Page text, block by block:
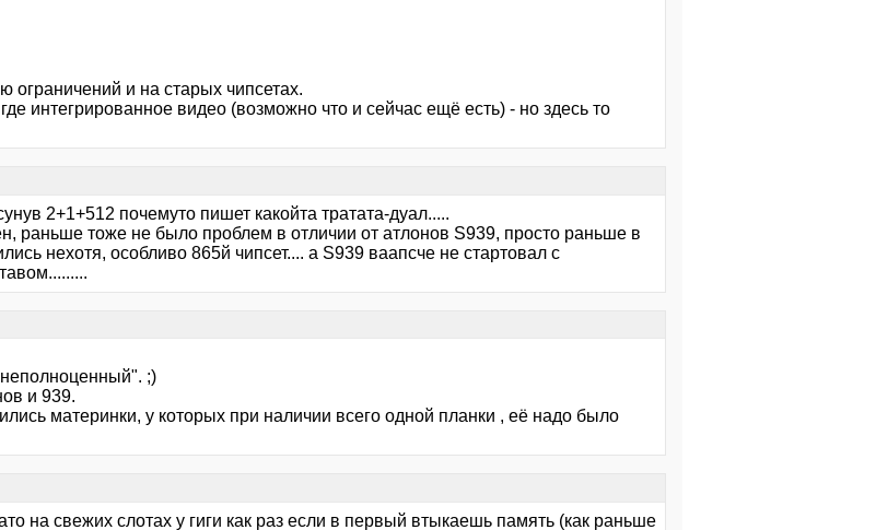
ограничений и на старых чипсетах.
интегрированное видео (возможно что и сейчас ещё есть) - но здесь то
2+1+512 почемуто пишет какойта тратата-дуал.....
раньше тоже не было проблем в отличии от атлонов S939, просто раньше в
нехотя, особливо 865й чипсет.... а S939 ваапсче не стартовал с
;)
и 939.
материнки, у которых при наличии всего одной планки , её надо было
на свежих слотах у гиги как раз если в первый втыкаешь память (как раньше